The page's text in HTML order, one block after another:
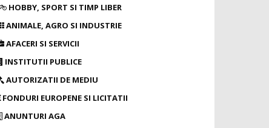
HOBBY, SPORT SI TIMP LIBER
ANIMALE, AGRO SI INDUSTRIE
AFACERI SI SERVICII
INSTITUTII PUBLICE
AUTORIZATII DE MEDIU
FONDURI EUROPENE SI LICITATII
ANUNTURI AGA